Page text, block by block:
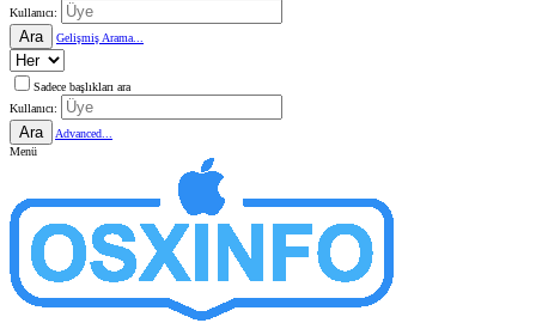
Kullanıcı:
Ara Gelişmiş Arama...
Sadece başlıkları ara
Kullanıcı:
Ara
Advanced...
Menü